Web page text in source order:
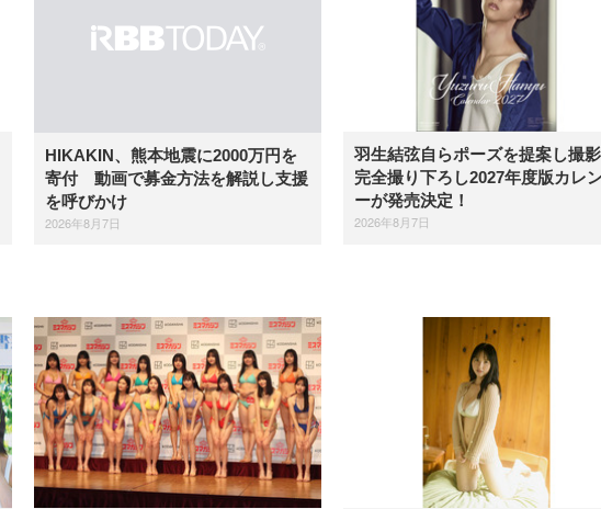
HIKAKIN、熊本地震に2000万円を
寄付 動画で募金方法を解説し支援
を呼びかけ
2026年8月7日
羽生結弦自らポーズを提案し撮
完全撮り下ろし2027年度版カレ
ーが発売決定！
2026年8月7日